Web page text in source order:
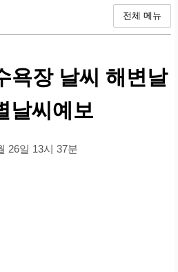
전체 메뉴
욕장 날씨 해변날
날씨예보
26일 13시 37분